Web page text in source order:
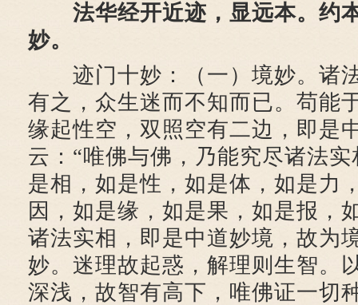
法华经开近迹，显远本。约
妙。
迹门十妙：（一）境妙。诸
有之，众生迷而不知而已。苟能
缘起性空，双照空有二边，即是
云：“唯佛与佛，乃能究尽诸法
是相，如是性，如是体，如是力
因，如是缘，如是果，如是报，
诸法实相，即是中道妙境，故为
妙。迷理故起惑，解理则生智。
深浅，故智有高下，唯佛证一切